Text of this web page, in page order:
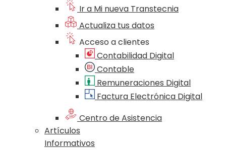
Ir a Mi nueva Transtecnia
Actualiza tus datos
Acceso a clientes
Contabilidad Digital
Contable
Remuneraciones Digital
Factura Electrónica Digital
Centro de Asistencia
Artículos
Informativos